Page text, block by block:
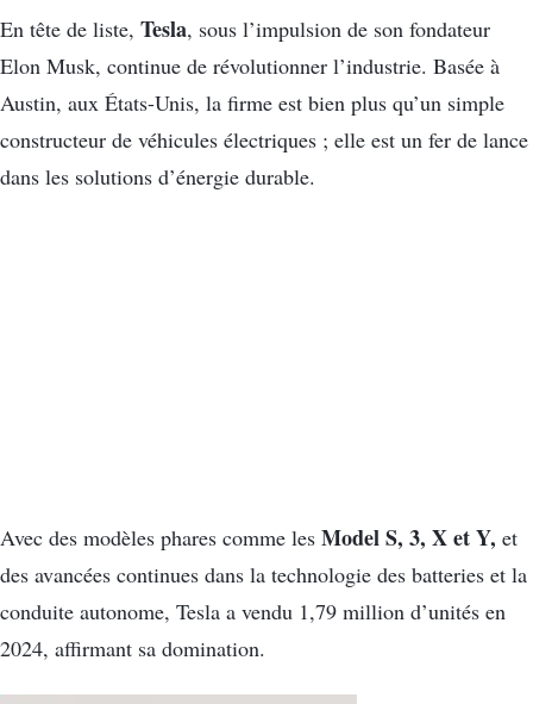
En tête de liste, Tesla, sous l’impulsion de son fondateur
Elon Musk, continue de révolutionner l’industrie. Basée à
Austin, aux États-Unis, la firme est bien plus qu’un simple
constructeur de véhicules électriques ; elle est un fer de lance
dans les solutions d’énergie durable.
Avec des modèles phares comme les Model S, 3, X et Y, et
des avancées continues dans la technologie des batteries et la
conduite autonome, Tesla a vendu 1,79 million d’unités en
2024, affirmant sa domination.